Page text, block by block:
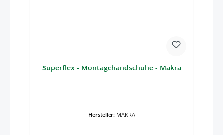
Superflex - Montagehandschuhe - Makra
Hersteller: MAKRA